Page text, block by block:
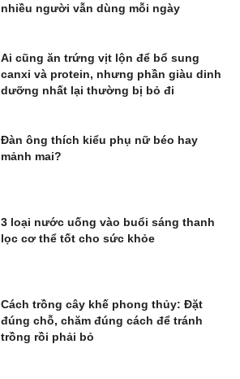
nhiều người vẫn dùng mỗi ngày
Ai cũng ăn trứng vịt lộn để bổ sung
canxi và protein, nhưng phần giàu dinh
dưỡng nhất lại thường bị bỏ đi
Đàn ông thích kiểu phụ nữ béo hay
mảnh mai?
3 loại nước uống vào buổi sáng thanh
lọc cơ thể tốt cho sức khỏe
Cách trồng cây khế phong thủy: Đặt
đúng chỗ, chăm đúng cách để tránh
trồng rồi phải bỏ